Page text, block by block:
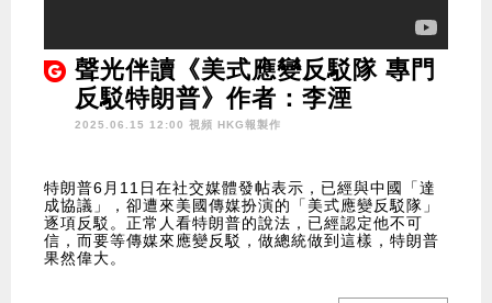
聲光伴讀《美式應變反駁隊 專門
反駁特朗普》作者：李湮
2025.06.15 12:00 視頻 HKG報製作
特朗普6月11日在社交媒體發帖表示，已經與中國「達
成協議」，卻遭來美國傳媒扮演的「美式應變反駁隊」
逐項反駁。正常人看特朗普的說法，已經認定他不可
信，而要等傳媒來應變反駁，做總統做到這樣，特朗普
果然偉大。